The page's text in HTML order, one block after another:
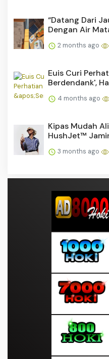
“Datang Dari
Dengan Air
2 months ago
Euis Curi
Berdendank',
4 months ago
Kipas Mudah
HushJet™
3 months ago